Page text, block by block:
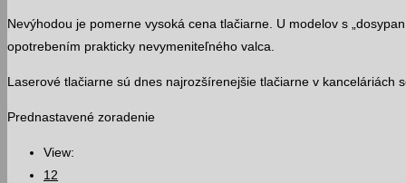
Nevýhodou je pomerne vysoká cena tlačiarne. U modelov s
opotrebením prakticky nevymeniteľného valca.
Laserové tlačiarne sú dnes najrozšírenejšie tlačiarne v kanceláriách
Prednastavené zoradenie
View:
12